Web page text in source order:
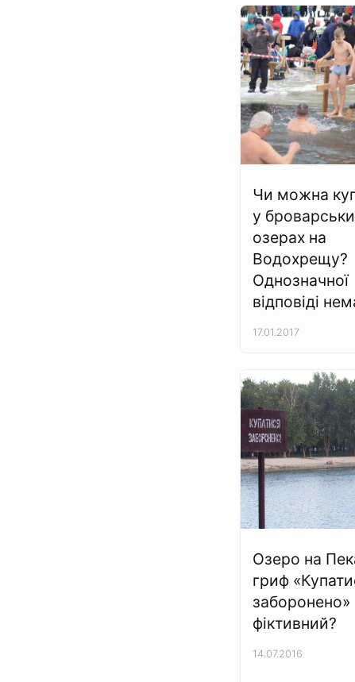
Чи можна
у
озерах на
Водохрещу?
Однозначної
відповіді
17.01.2017
Озеро на
гриф
заборонено»
фіктивний?
14.07.2016